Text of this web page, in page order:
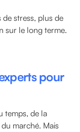
de stress, plus de
sur le long terme.
pour
temps, de la
marché. Mais